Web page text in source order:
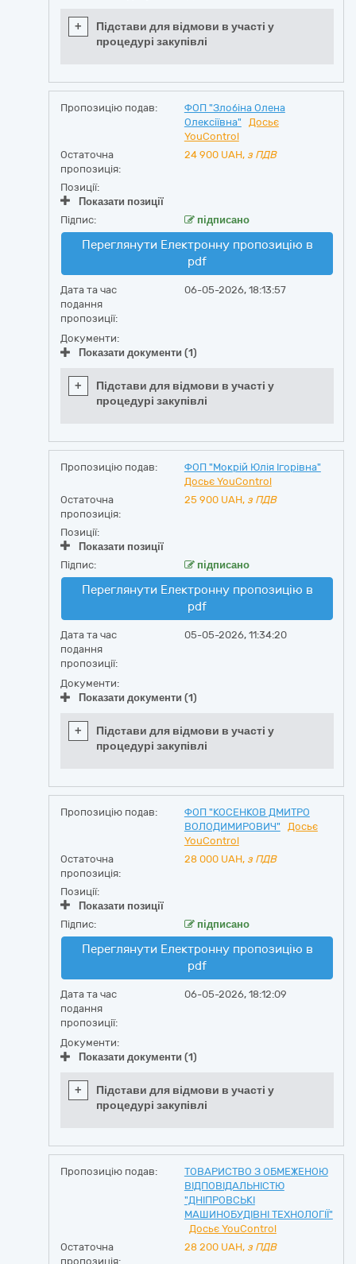
+
Підстави для відмови в участі у
процедурі закупівлі
Пропозицію подав:
ФОП "Злобіна Олена
Олексіївна"
Досьє
YouControl
Остаточна
пропозиція:
24 900 UAH, з ПДВ
Позиції:
Показати позиції
Підпис:
підписано
Переглянути Електронну пропозицію в
pdf
Дата та час
подання
пропозиції:
06-05-2026, 18:13:57
Документи:
Показати документи (1)
+
Підстави для відмови в участі у
процедурі закупівлі
Пропозицію подав:
ФОП "Мокрій Юлія Ігорівна"
Досьє YouControl
Остаточна
пропозиція:
25 900 UAH, з ПДВ
Позиції:
Показати позиції
Підпис:
підписано
Переглянути Електронну пропозицію в
pdf
Дата та час
подання
пропозиції:
05-05-2026, 11:34:20
Документи:
Показати документи (1)
+
Підстави для відмови в участі у
процедурі закупівлі
Пропозицію подав:
ФОП "КОСЕНКОВ ДМИТРО
ВОЛОДИМИРОВИЧ"
Досьє
YouControl
Остаточна
пропозиція:
28 000 UAH, з ПДВ
Позиції:
Показати позиції
Підпис:
підписано
Переглянути Електронну пропозицію в
pdf
Дата та час
подання
пропозиції:
06-05-2026, 18:12:09
Документи:
Показати документи (1)
+
Підстави для відмови в участі у
процедурі закупівлі
Пропозицію подав:
ТОВАРИСТВО З ОБМЕЖЕНОЮ
ВІДПОВІДАЛЬНІСТЮ
"ДНІПРОВСЬКІ
МАШИНОБУДІВНІ ТЕХНОЛОГІЇ"
Досьє YouControl
Остаточна
пропозиція:
28 200 UAH, з ПДВ